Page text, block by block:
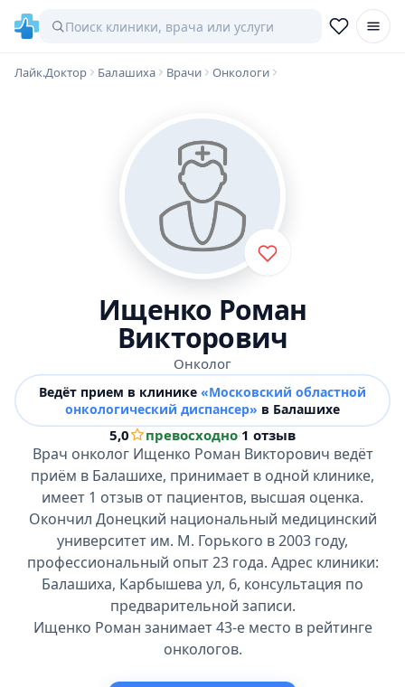
Лайк.Доктор Балашиха Врачи Онкологи
Ищенко Роман
Викторович
Онколог
Ведёт прием в клинике «Московский областной
онкологический диспансер» в Балашихе
5,0 превосходно·1 отзыв
Врач онколог Ищенко Роман Викторович ведёт
приём в Балашихе, принимает в одной клинике,
имеет 1 отзыв от пациентов, высшая оценка.
Окончил Донецкий национальный медицинский
университет им. М. Горького в 2003 году,
профессиональный опыт 23 года. Адрес клиники:
Балашиха, Карбышева ул, 6, консультация по
предварительной записи.
Ищенко Роман занимает 43-е место в рейтинге
онкологов.